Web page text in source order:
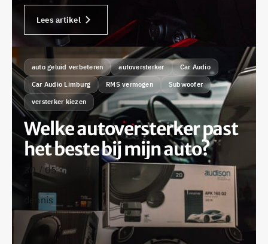
Lees artikel
auto geluid verbeteren autoversterker Car Audio
Car Audio Limburg RMS vermogen Subwoofer
versterker kiezen
Welke autoversterker past
het beste bij mijn auto?
30 / 05 / 2025
dennis